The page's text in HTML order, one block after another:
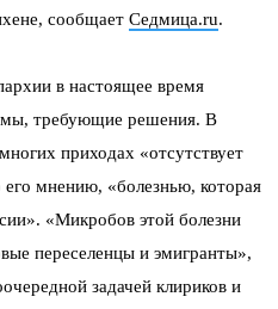
сообщает Седмица.ru.
в настоящее время
требующие решения. В
приходах «отсутствует
мнению, «болезнью, которая
«Микробов этой болезни
переселенцы и эмигранты»,
задачей клириков и